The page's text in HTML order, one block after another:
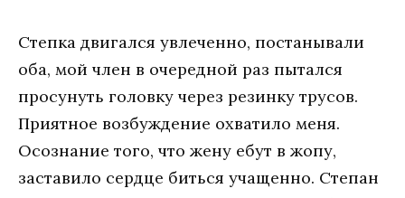
Степка двигался увлеченно, постанывали
оба, мой член в очередной раз пытался
просунуть головку через резинку трусов.
Приятное возбуждение охватило меня.
Осознание того, что жену ебут в жопу,
заставило сердце биться учащенно. Степан